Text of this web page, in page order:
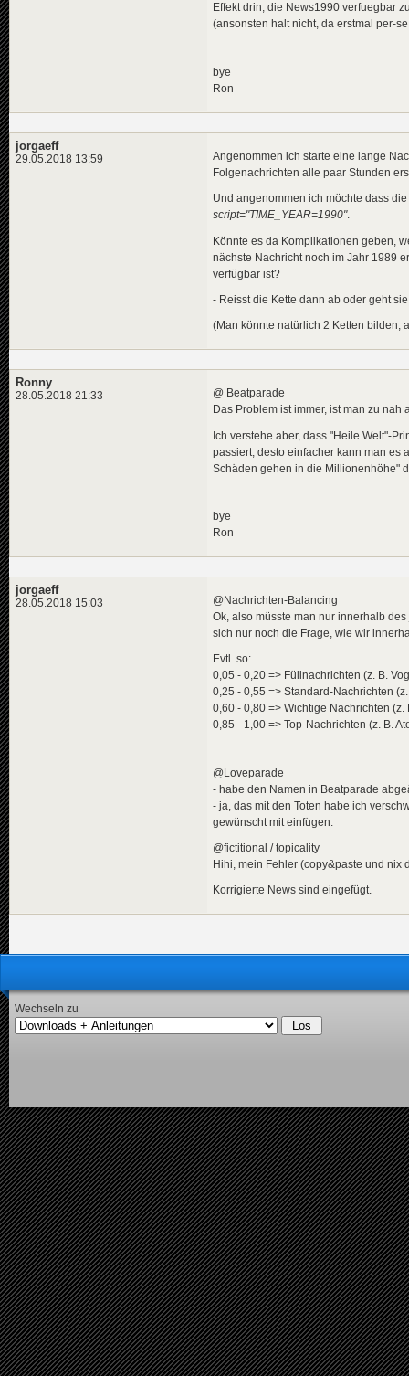
Effekt drin, die News1990 verfuegbar
(ansonsten halt nicht, da erstmal per-
bye
Ron
jorgaeff
29.05.2018 13:59
Angenommen ich starte eine lange
Folgenachrichten alle paar Stunden
Und angenommen ich möchte dass
script="TIME_YEAR=1990".
Könnte es da Komplikationen geben,
nächste Nachricht noch im Jahr 1989
verfügbar ist?
- Reisst die Kette dann ab oder geht
(Man könnte natürlich 2 Ketten bilden,
Ronny
28.05.2018 21:33
@ Beatparade
Das Problem ist immer, ist man zu
Ich verstehe aber, dass "Heile Welt"-
passiert, desto einfacher kann man es
Schäden gehen in die Millionenhöhe"
bye
Ron
jorgaeff
28.05.2018 15:03
@Nachrichten-Balancing
Ok, also müsste man nur innerhalb
sich nur noch die Frage, wie wir
Evtl. so:
0,05 - 0,20 => Füllnachrichten (z. B.
0,25 - 0,55 => Standard-Nachrichten
0,60 - 0,80 => Wichtige Nachrichten
0,85 - 1,00 => Top-Nachrichten (z. B.
@Loveparade
- habe den Namen in Beatparade
- ja, das mit den Toten habe ich
gewünscht mit einfügen.
@fictitional / topicality
Hihi, mein Fehler (copy&paste und nix
Korrigierte News sind eingefügt.
Wechseln zu